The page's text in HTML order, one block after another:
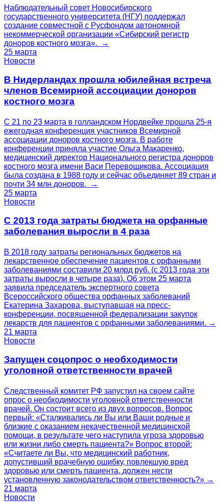
Наблюдательный совет Новосибирского
государственного университета (НГУ) поддержал
создание совместной с Русфондом автономной
некоммерческой организации «Сибирский регистр
доноров костного мозга». →
25 марта
Новости
В Нидерландах прошла юбилейная встреча
членов Всемирной ассоциации доноров
костного мозга
С 21 по 23 марта в голландском Нордвейке прошла 25-я
ежегодная конференция участников Всемирной
ассоциации доноров костного мозга. В работе
конференции приняла участие Ольга Макаренко,
медицинский директор Национального регистра доноров
костного мозга имени Васи Перевощикова. Ассоциация
была создана в 1988 году и сейчас объединяет 89 стран и
почти 34 млн доноров. →
25 марта
Новости
С 2013 года затраты бюджета на орфанные
заболевания выросли в 4 раза
В 2018 году затраты региональных бюджетов на
лекарственное обеспечение пациентов с орфанными
заболеваниями составили 20 млрд руб. (с 2013 года эти
затраты выросли в четыре раза). Об этом 25 марта
заявила председатель экспертного совета
Всероссийского общества орфанных заболеваний
Екатерина Захарова, выступавшая на пресс-
конференции, посвященной федерализации закупок
лекарств для пациентов с орфанными заболеваниями. →
21 марта
Новости
Запущен соцопрос о необходимости
уголовной ответственности врачей
Следственный комитет РФ запустил на своем сайте
опрос о необходимости уголовной ответственности
врачей. Он состоит всего из двух вопросов. Вопрос
первый: «Сталкивались ли Вы или Ваши родные и
близкие с оказанием некачественной медицинской
помощи, в результате чего наступила угроза здоровью
или жизни либо смерть пациента?» Вопрос второй:
«Считаете ли Вы, что медицинский работник,
допустивший врачебную ошибку, повлекшую вред
здоровью или смерть пациента, должен нести
установленную законодательством ответственность?» →
21 марта
Новости